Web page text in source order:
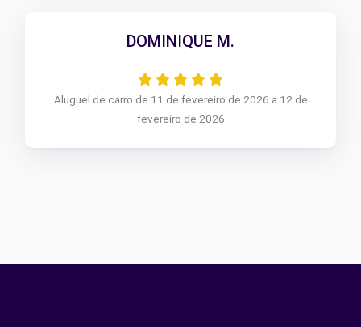
DOMINIQUE M.
Aluguel de carro de 11 de fevereiro de 2026 a 12 de
fevereiro de 2026